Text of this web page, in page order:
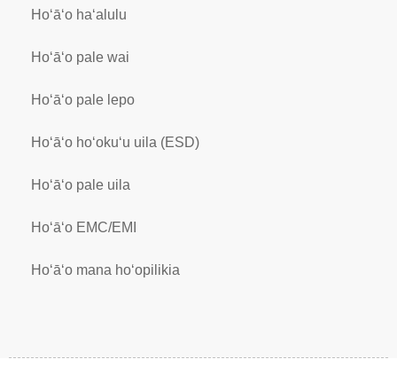
Hoʻāʻo haʻalulu
Hoʻāʻo pale wai
Hoʻāʻo pale lepo
Hoʻāʻo hoʻokuʻu uila (ESD)
Hoʻāʻo pale uila
Hoʻāʻo EMC/EMI
Hoʻāʻo mana hoʻopilikia